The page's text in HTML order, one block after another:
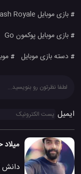
# بازی موبایل Clash Royale
# بازی موبایل پوکمون Go
# دسته بازی موبایل #
ایمیل
میلاد
دانش